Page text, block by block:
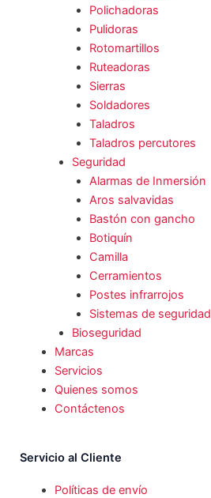
Polichadoras
Pulidoras
Rotomartillos
Ruteadoras
Sierras
Soldadores
Taladros
Taladros percutores
Seguridad
Alarmas de Inmersión
Aros salvavidas
Bastón con gancho
Botiquín
Camilla
Cerramientos
Postes infrarrojos
Sistemas de seguridad
Bioseguridad
Marcas
Servicios
Quienes somos
Contáctenos
Servicio al Cliente
Políticas de envío